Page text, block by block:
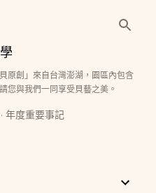
原創」來自台灣澎湖，園區內包含
您與我們一同享受貝藝之美。
年度重要事記